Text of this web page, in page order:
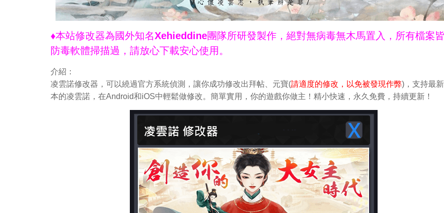
♦本站修改器為國外知名Xehieddine團隊所研發製作，絕對無病毒無木馬置入，所有檔案
防毒軟體掃描過，請放心下載安心使用。
介紹：
凌雲諾修改器，可以繞過官方系統偵測，讓你成功修改出拜帖、元寶(請適度的修改，以免被發現作弊)，支持最
本的凌雲諾，在Android和iOS中輕鬆做修改。簡單實用，你的遊戲你做主！精小快速，永久免費，持續更新！